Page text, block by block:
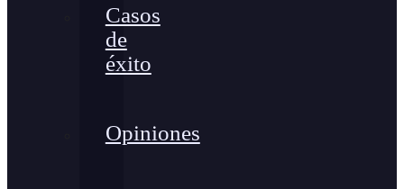
Casos
de
éxito
Opiniones